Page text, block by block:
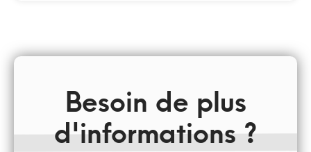
Besoin de plus
d'informations ?